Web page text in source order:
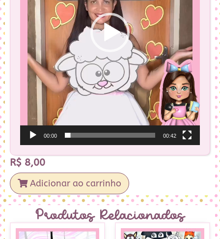
00:00 00:42
R$ 8,00
Adicionar ao carrinho
Produtos Relacionados